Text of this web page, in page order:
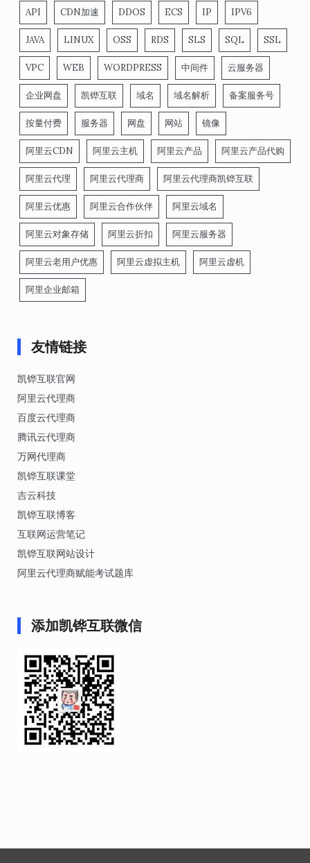
API CDN加速 DDOS ECS IP IPV6
JAVA LINUX OSS RDS SLS SQL SSL
VPC WEB WORDPRESS 中间件 云服务器
企业网盘 凯铧互联 域名 域名解析 备案服务号
按量付费 服务器 网盘 网站 镜像
阿里云CDN 阿里云主机 阿里云产品 阿里云产品代购
阿里云代理 阿里云代理商 阿里云代理商凯铧互联
阿里云优惠 阿里云合作伙伴 阿里云域名
阿里云对象存储 阿里云折扣 阿里云服务器
阿里云老用户优惠 阿里云虚拟主机 阿里云虚机
阿里企业邮箱
友情链接
凯铧互联官网
阿里云代理商
百度云代理商
腾讯云代理商
万网代理商
凯铧互联课堂
吉云科技
凯铧互联博客
互联网运营笔记
凯铧互联网站设计
阿里云代理商赋能考试题库
添加凯铧互联微信